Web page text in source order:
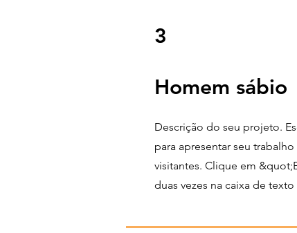
3
Homem sábio
Descrição do seu projeto.
para apresentar seu
visitantes. Clique em
duas vezes na caixa de